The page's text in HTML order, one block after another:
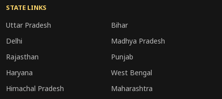
STATE LINKS
Uttar Pradesh
Bihar
Delhi
Madhya Pradesh
Rajasthan
Punjab
Haryana
West Bengal
Himachal Pradesh
Maharashtra